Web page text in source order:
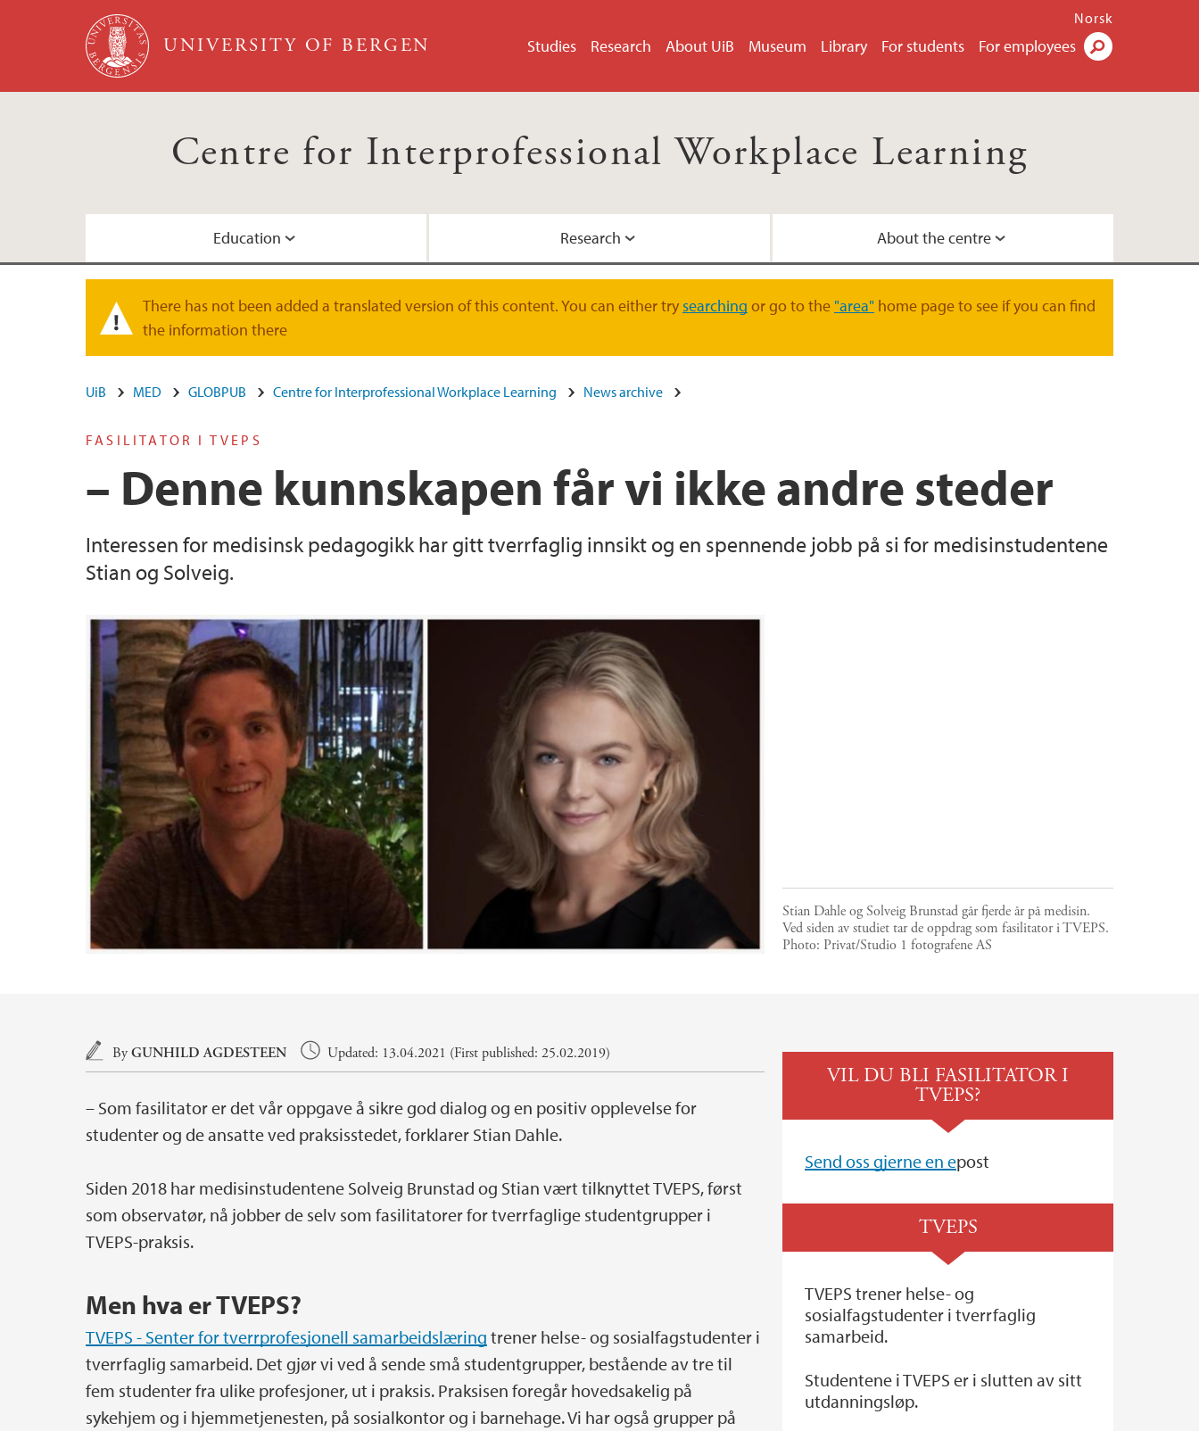
Skip to main content
UNIVERSITY OF BERGEN Studies Research About UiB Museum Library For students For employees
Norsk
Centre for Interprofessional Workplace Learning
Education Research About the centre
Warning message
There has not been added a translated version of this content. You can either trysearching or go to the "area" home page to see if you can find
the information there
UiB MED GLOBPUB Centre for Interprofessional Workplace Learning News archive
FASILITATOR I TVEPS
– Denne kunnskapen får vi ikke andre steder
Interessen for medisinsk pedagogikk har gitt tverrfaglig innsikt og en spennende jobb på si for medisinstudentene
Stian og Solveig.
Stian Dahle og Solveig Brunstad går fjerde år på medisin.
Ved siden av studiet tar de oppdrag som fasilitator i TVEPS.
Photo: Privat/Studio 1 fotografene AS
Main content
ByGUNHILD AGDESTEEN Updated: 13.04.2021 (First published: 25.02.2019)
– Som fasilitator er det vår oppgave å sikre god dialog og en positiv opplevelse for
studenter og de ansatte ved praksisstedet, forklarer Stian Dahle.
Siden 2018 har medisinstudentene Solveig Brunstad og Stian vært tilknyttet TVEPS, først
som observatør, nå jobber de selv som fasilitatorer for tverrfaglige studentgrupper i
TVEPS-praksis.
Men hva er TVEPS?
TVEPS - Senter for tverrprofesjonell samarbeidslæring trener helse- og sosialfagstudenter i
tverrfaglig samarbeid. Det gjør vi ved å sende små studentgrupper, bestående av tre til
fem studenter fra ulike profesjoner, ut i praksis. Praksisen foregår hovedsakelig på
sykehjem og i hjemmetjenesten, på sosialkontor og i barnehage. Vi har også grupper på
VIL DU BLI FASILITATOR I
TVEPS?
Send oss gjerne en epost
TVEPS
TVEPS trener helse- og
sosialfagstudenter i tverrfaglig
samarbeid.
Studentene i TVEPS er i slutten av sitt
utdanningsløp.